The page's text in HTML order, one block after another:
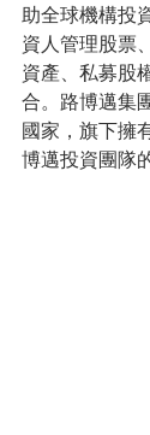
助全球機構投
資人管理股票
資產、私募股
合。路博邁集
國家，旗下擁
博邁投資團隊